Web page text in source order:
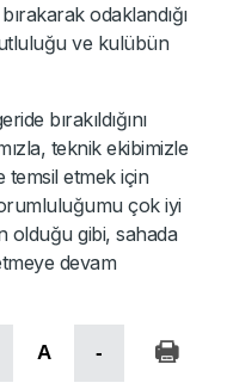
odaklandığı
ve kulübün
bırakıldığını
teknik ekibimizle
temsil etmek için
çok iyi
olduğu gibi, sahada
devam
A -